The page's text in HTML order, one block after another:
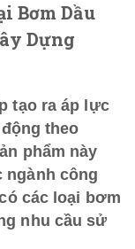
Bơm Dầu
Dựng
tạo ra áp lực
theo
phẩm này
công
các loại bơm
nhu cầu sử